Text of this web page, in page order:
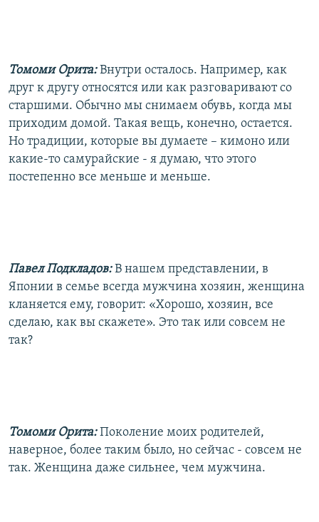
Томоми Орита:Внутри осталось. Например, как
друг к другу относятся или как разговаривают со
старшими. Обычно мы снимаем обувь, когда мы
приходим домой. Такая вещь, конечно, остается.
Но традиции, которые вы думаете – кимоно или
какие-то самурайские - я думаю, что этого
постепенно все меньше и меньше.
Павел Подкладов:В нашем представлении, в
Японии в семье всегда мужчина хозяин, женщина
кланяется ему, говорит: «Хорошо, хозяин, все
сделаю, как вы скажете». Это так или совсем не
так?
Томоми Орита:Поколение моих родителей,
наверное, более таким было, но сейчас - совсем не
так. Женщина даже сильнее, чем мужчина.